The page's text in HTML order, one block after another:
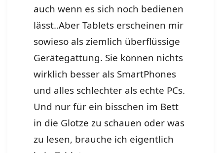
auch wenn es sich noch bedienen
lässt..Aber Tablets erscheinen mir
sowieso als ziemlich überflüssige
Gerätegattung. Sie können nichts
wirklich besser als SmartPhones
und alles schlechter als echte PCs.
Und nur für ein bisschen im Bett
in die Glotze zu schauen oder was
zu lesen, brauche ich eigentlich